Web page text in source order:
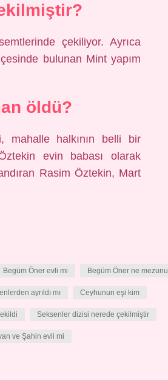
çekiliyor. Ayrıca
bulunan Mint yapım
öldü?
mahalle halkının belli bir
evin babası olarak
Rasim Öztekin, Mart
Begüm Öner evli mi Begüm Öner ne mezunu
ayrıldı mı Ceyhunun eşi kim
Seksenler dizisi nerede çekilmiştir
ve Şahin evli mi